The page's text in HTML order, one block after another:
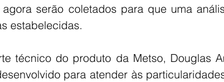
serão coletados para que uma
estabelecidas.
técnico do produto da Metso, Douglas
para atender às